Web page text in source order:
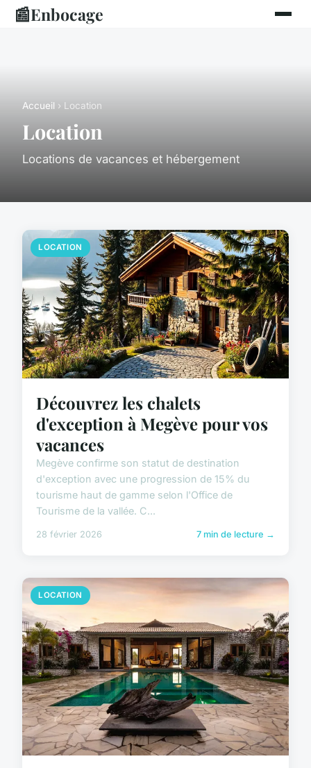
📰Enbocage
Accueil › Location
Location
Locations de vacances et hébergement
LOCATION
Découvrez les chalets
d'exception à Megève pour vos
vacances
Megève confirme son statut de destination
d'exception avec une progression de 15% du
tourisme haut de gamme selon l'Office de
Tourisme de la vallée. C...
28 février 2026 7 min de lecture →
LOCATION